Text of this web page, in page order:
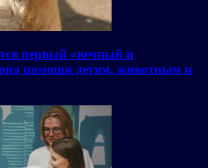
первый «вечный и
помощи детям, животным и